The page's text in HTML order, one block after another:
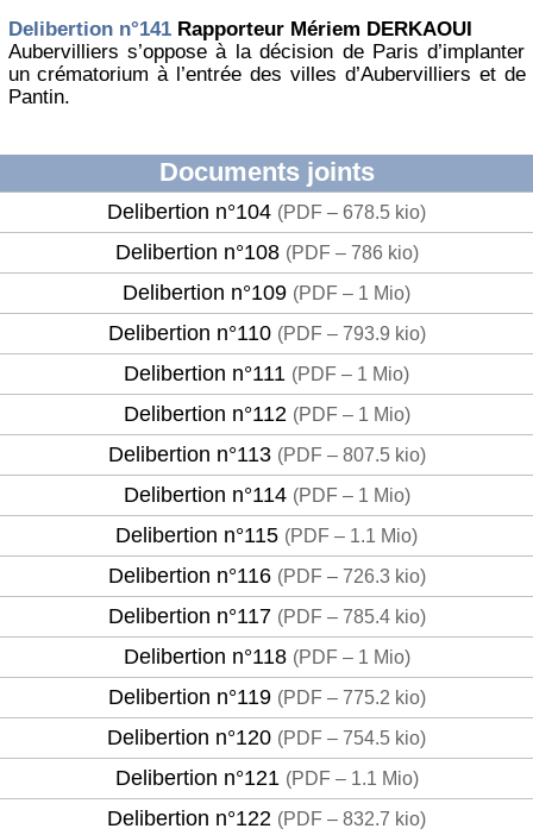
Delibertion n°141Rapporteur Mériem DERKAOUI
Aubervilliers s’oppose à la décision de Paris d’implanter
un crématorium à l’entrée des villes d’Aubervilliers et de
Pantin.
Documents joints
Delibertion n°104 (PDF – 678.5 kio)
Delibertion n°108 (PDF – 786 kio)
Delibertion n°109 (PDF – 1 Mio)
Delibertion n°110 (PDF – 793.9 kio)
Delibertion n°111 (PDF – 1 Mio)
Delibertion n°112 (PDF – 1 Mio)
Delibertion n°113 (PDF – 807.5 kio)
Delibertion n°114 (PDF – 1 Mio)
Delibertion n°115 (PDF – 1.1 Mio)
Delibertion n°116 (PDF – 726.3 kio)
Delibertion n°117 (PDF – 785.4 kio)
Delibertion n°118 (PDF – 1 Mio)
Delibertion n°119 (PDF – 775.2 kio)
Delibertion n°120 (PDF – 754.5 kio)
Delibertion n°121 (PDF – 1.1 Mio)
Delibertion n°122 (PDF – 832.7 kio)